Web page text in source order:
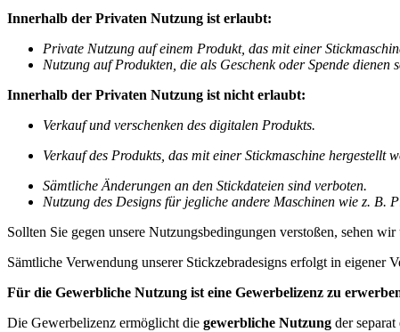
Innerhalb der Privaten Nutzung ist erlaubt:
Private Nutzung auf einem Produkt, das mit einer
Nutzung auf Produkten, die als Geschenk oder Spende dienen
Innerhalb der Privaten Nutzung ist nicht erlaubt:
Verkauf und verschenken des digitalen Produkts.
Verkauf des Produkts, das mit einer Stickmaschine hergestellt
Sämtliche Änderungen an den Stickdateien sind verboten.
Nutzung des Designs für jegliche andere Maschinen wie z. B.
Sollten Sie gegen unsere Nutzungsbedingungen verstoßen, sehen
Sämtliche Verwendung unserer Stickzebradesigns erfolgt in
Für die Gewerbliche Nutzung ist eine Gewerbelizenz zu
Die Gewerbelizenz ermöglicht die gewerbliche Nutzung der